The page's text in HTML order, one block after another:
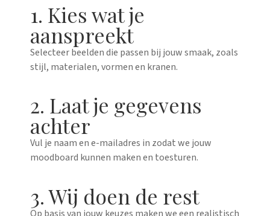
1. Kies wat je
aanspreekt
Selecteer beelden die passen bij jouw smaak, zoals
stijl, materialen, vormen en kranen.
2. Laat je gegevens
achter
Vul je naam en e-mailadres in zodat we jouw
moodboard kunnen maken en toesturen.
3. Wij doen de rest